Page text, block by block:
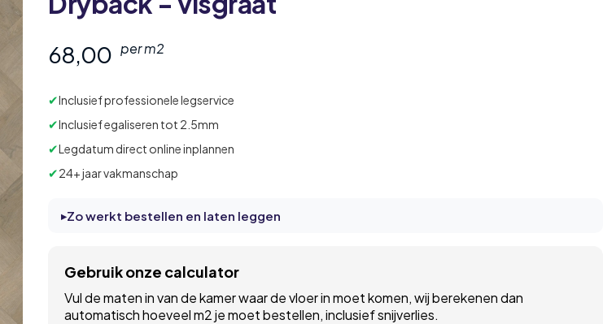
68,00 per m2
✔Inclusief professionele legservice
✔Inclusief egaliseren tot 2.5mm
✔Legdatum direct online inplannen
✔24+ jaar vakmanschap
Zo werkt bestellen en laten leggen
Gebruik onze calculator
Vul de maten in van de kamer waar de vloer in moet komen, wij berekenen dan
automatisch hoeveel m2 je moet bestellen, inclusief snijverlies.